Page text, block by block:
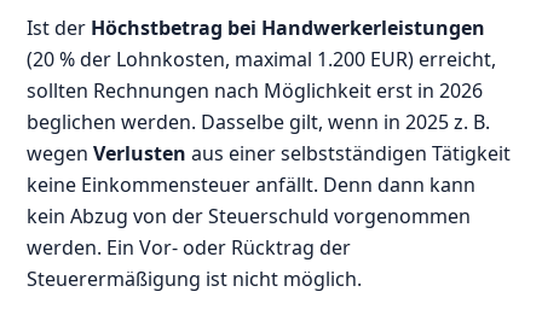
Ist der Höchstbetrag bei Handwerkerleistungen
(20 % der Lohnkosten, maximal 1.200 EUR) erreicht,
sollten Rechnungen nach Möglichkeit erst in 2026
beglichen werden. Dasselbe gilt, wenn in 2025 z. B.
wegenVerlusten aus einer selbstständigen Tätigkeit
keine Einkommensteuer anfällt. Denn dann kann
kein Abzug von der Steuerschuld vorgenommen
werden. Ein Vor- oder Rücktrag der
Steuerermäßigung ist nicht möglich.